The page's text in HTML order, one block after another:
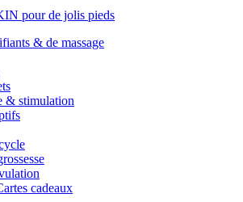
pour de jolis pieds
& de massage
& stimulation
cadeaux